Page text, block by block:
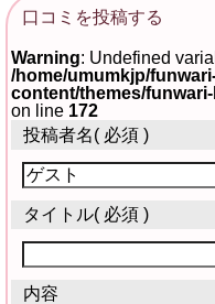
口コミを投稿する
Warning : Undefined
/home/umumkjp/
content/themes/
on line 172
投稿者名( 必須 )
タイトル( 必須 )
内容